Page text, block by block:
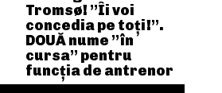
Tromsø! ”Îi voi
concedia pe toți!”.
DOUĂ nume ”în
cursa” pentru
funcția de antrenor